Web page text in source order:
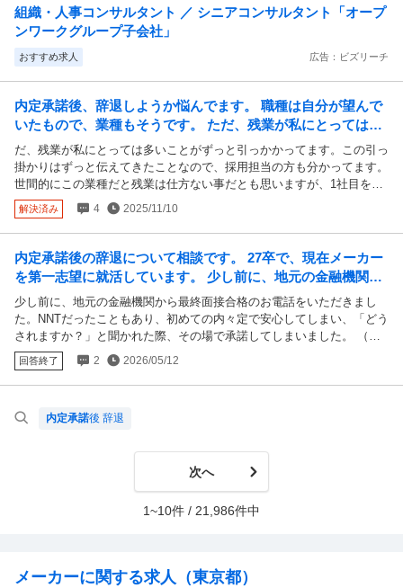
んならどっちを選びますか？
期契約社員、更新ありだったため、契約更新はしませんが、働くならど
うぞと言われました。 契約更新条件には勤怠が良好であることとあ
り、それを理由として契約更新をしないとしたらしいのですが、療養後
に再度入社時期を決めると言ってるので、ちょっと話が違うと思い、交
か？ 入社してから契約満了予定期間まで真面目に働きますからと言っ
ても、更新はしてくれないそうです。
組織・人事コンサルタント ／ シニアコンサルタント「オープ
ンワークグループ子会社」
おすすめ求人 広告：ビズリーチ
内定承諾後、辞退しようか悩んでます。 職種は自分が望んで
いたもので、業種もそうです。 ただ、残業が私にとっては多
いことがずっと引っかかってます。この引っ掛...
だ、残業が私にとっては多いことがずっと引っかかってます。この引っ
掛かりはずっと伝えてきたことなので、採用担当の方も分かってます。
世間的にこの業種だと残業は仕方ない事だとも思いますが、1社目を残
業の多さとシフト制で体が持たなかったことで辞めた経緯があります。
（1社目とは業種は違います） わたし的にもこの転職は妥協したくなく
て、期間を伸ばしてでもしっかり向き合いたいと思ってます。本当は転
職したくないですが、しないといけない事情があるので今の会社に留ま
るという選択はありません。 引っかかることがある時点で、内定承諾
するなよって感じだと思いますが2-3日ほど冷静になって考えた結果で
した。1社目のように我慢しながら働いて精神的におかしくなるのは避
けたいです。 世間的に残業は仕方の無い職種だが、私は残業をしたく
ない＝職種をチェンジした方が良いということですよね。一応チェンジ
も含めて求人見てます。 もうどうしたらいいのか分かりません。。
解決済み 4 2025/11/10
内定承諾後の辞退について相談です。 27卒で、現在メーカー
を第一志望に就活しています。 少し前に、地元の金融機関か
ら最終面接合格のお電話をいただきました...
少し前に、地元の金融機関から最終面接合格のお電話をいただきまし
た。NNTだったこともあり、初めての内々定で安心してしまい、「どう
されますか？」と聞かれた際、その場で承諾してしまいました。 （選
考過程においてはメーカーを受けていることは隠して第一志望と伝えて
きました） ただ、メーカー就活はまだ続ける予定で、最長で6月末頃ま
で選考が続きそうです。 この金融機関は、就活初期に地元企業として
す。ここまでメーカーで全敗してきたこともあり、（現在は採用人数の
った場合は、こちらに進みたいと考えています。 一方で、もし第一志
望のメーカーから内定をいただけた場合は、そちらに進みたい気持ちが
あります。 電話ではこちらに返答時期を委ねるような雰囲気があり、
過去の体験談を読んでいても1〜2ヶ月待ってもらったという声もあり
れた方はいらっしゃいますか ・また、その場合どのように伝えるのが
回答終了 2 2026/05/12
内定承諾後 辞退
次へ
1~10件 / 21,986件中
メーカーに関する求人（東京都）